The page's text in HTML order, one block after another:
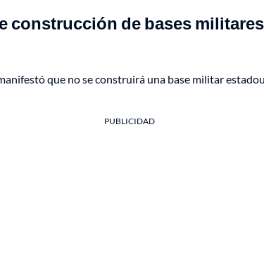
construcción de bases
que no se construirá una base militar
PUBLICIDAD